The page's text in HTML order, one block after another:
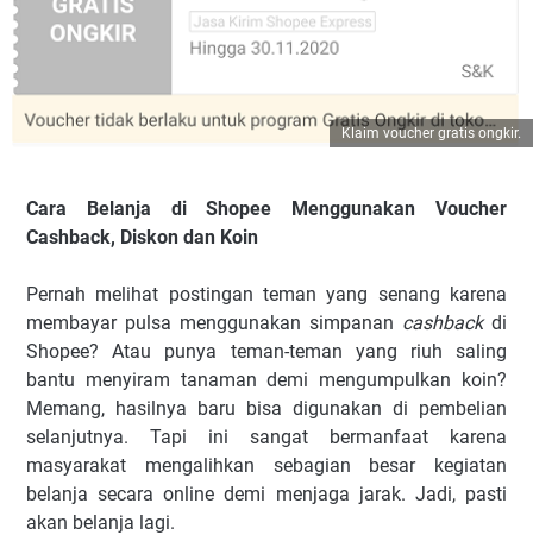
Klaim voucher gratis ongkir.
Cara Belanja di Shopee Menggunakan Voucher
Cashback, Diskon dan Koin
Pernah melihat postingan teman yang senang karena
membayar pulsa menggunakan simpanan cashback di
Shopee? Atau punya teman-teman yang riuh saling
bantu menyiram tanaman demi mengumpulkan koin?
Memang, hasilnya baru bisa digunakan di pembelian
selanjutnya. Tapi ini sangat bermanfaat karena
masyarakat mengalihkan sebagian besar kegiatan
belanja secara online demi menjaga jarak. Jadi, pasti
akan belanja lagi.